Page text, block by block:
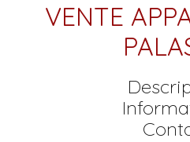
VENTE